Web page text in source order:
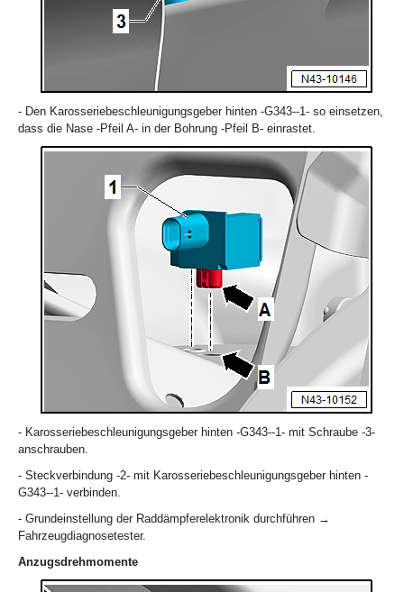
- Den Karosseriebeschleunigungsgeber hinten -G343--1- so einsetzen,
dass die Nase -Pfeil A- in der Bohrung -Pfeil B- einrastet.
- Karosseriebeschleunigungsgeber hinten -G343--1- mit Schraube -3-
anschrauben.
- Steckverbindung -2- mit Karosseriebeschleunigungsgeber hinten -
G343--1- verbinden.
- Grundeinstellung der Raddämpferelektronik durchführen →
Fahrzeugdiagnosetester.
Anzugsdrehmomente